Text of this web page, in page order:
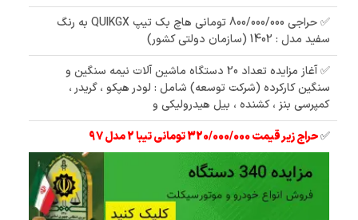
✅ حراجی 800/000/000 تومانی ھاچ بک تیپ QUIKGX به رنگ
سفید مدل : 1402 (سازمان دولتی کشور)
✅ آغاز مزایده تعداد 20 دستگاه ماشین آلات نیمه سنگین و
سنگین کارکرده (شرکت توسعه) شامل : لودر هپکو ، گریدر ،
کمپرسی بنز ، کشنده ، بیل هیدرولیکی و
✅حراج زیر قیمت 320/000/000 تومانی تیبا 2 مدل 97